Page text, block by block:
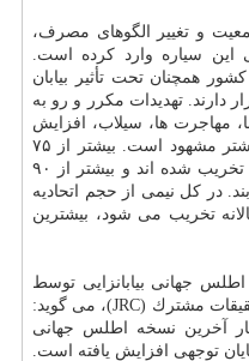
و تغییر الگوهای مصرف،
این سیاره وارد كرده است.
آمارهای جهانی می گوید تقریباً ۱۷۰ كشور همچنان تحت تأثیر بیابان
دارند. تهدیدات مكرر و رو به
مهاجرت ها، سیلاب، افزایش
سطح دریا و عدم امنیت غذا و آب بیشتر مشهود است. بیشتر از ۷۵
درصد از زمین های موجود هم اكنون تخریب شده اند و بیشتر از ۹۰
كاهش می یابند. در كل نیمی از حجم اتحادیه
سالانه تخریب می شود، بیشترین
از اطلس جهانی بیابانزایی توسط
(JRC) منتشر گردید. مسئول مركز تحقیقات مشترك (JRC)، می گوید:
آخرین نسخه اطلس جهانی
توجهی افزایش یافته است.